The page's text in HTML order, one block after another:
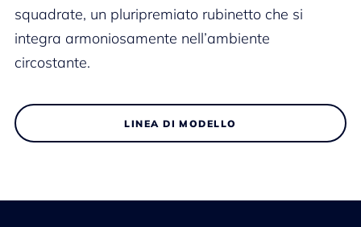
squadrate, un pluripremiato rubinetto che si
integra armoniosamente nell’ambiente
circostante.
LINEA DI MODELLO